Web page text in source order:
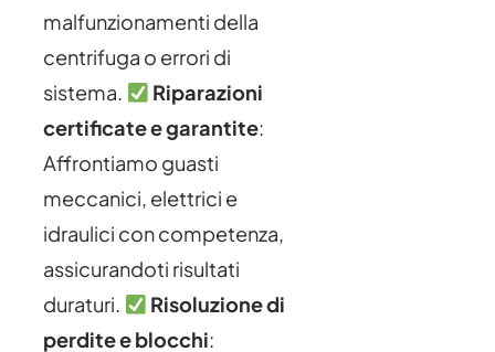
malfunzionamenti della
centrifuga o errori di
sistema.
Riparazioni
certificate e garantite:
Affrontiamo guasti
meccanici, elettrici e
idraulici con competenza,
assicurandoti risultati
duraturi.
Risoluzione di
perdite e blocchi: